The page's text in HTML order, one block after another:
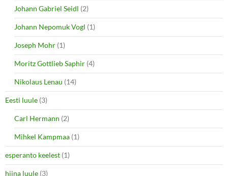
Johann Gabriel Seidl (2)
Johann Nepomuk Vogl (1)
Joseph Mohr (1)
Moritz Gottlieb Saphir (4)
Nikolaus Lenau (14)
Eesti luule (3)
Carl Hermann (2)
Mihkel Kampmaa (1)
esperanto keelest (1)
hiina luule (3)